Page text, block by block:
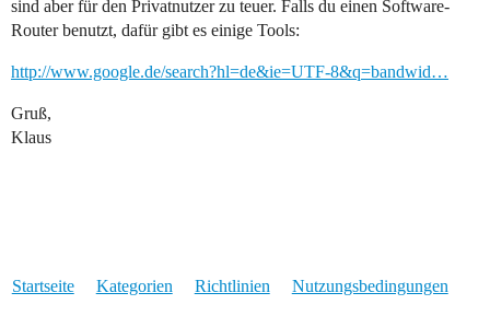
sind aber für den Privatnutzer zu teuer. Falls du einen Software-
Router benutzt, dafür gibt es einige Tools:
http://www.google.de/search?hl=de&ie=UTF-8&q=bandwid…
Gruß,
Klaus
Startseite Kategorien Richtlinien Nutzungsbedingungen